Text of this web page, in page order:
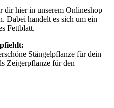
dir hier in unserem Onlineshop
Dabei handelt es sich um ein
Fettblatt.
Stängelpflanze für dein
Zeigerpflanze für den